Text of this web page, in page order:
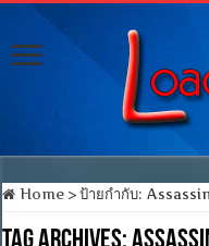
Home > ป้ายกำกับ: